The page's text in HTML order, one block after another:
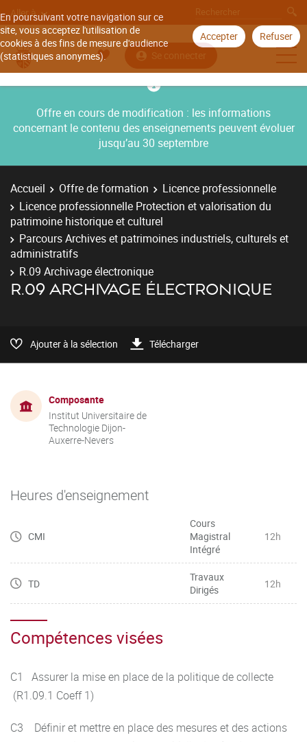
En poursuivant votre navigation sur ce
site, vous acceptez l'utilisation de
cookies à des fins de mesure d'audience
(statistiques anonymes).
Accepter Refuser
Aller à
Se connecter
Offre en cours de modification : les informations
concernant le contenu des enseignements peuvent évoluer
jusqu’au 30 septembre
Accueil Offre de formation
Licence professionnelle
Licence professionnelle Protection et valorisation du
patrimoine historique et culturel
Parcours Archives et patrimoines industriels, culturels et
administratifs
R.09 Archivage électronique
R.09 ARCHIVAGE ÉLECTRONIQUE
Ajouter à la sélection Télécharger
Composante
Institut Universitaire de
Technologie Dijon-
Auxerre-Nevers
Heures d'enseignement
CMI
Cours
Magistral
Intégré
12h
TD
Travaux
Dirigés
12h
Compétences visées
C1 Assurer la mise en place de la politique de collecte
(R1.09.1 Coeff 1)
C3 Définir et mettre en place des mesures et des actions